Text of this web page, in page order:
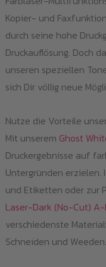
Kopier- und
durch seine hohe
Druckauflösung. Doch
unseren speziellen
sich Dir völlig neue
Nutze die Vorteile
Mit unserem Ghost
Druckergebnisse auf
Untergründen
und Etiketten oder zur
Laser-Dark (No-Cut)
verschiedenste
Schneiden und Weeden.